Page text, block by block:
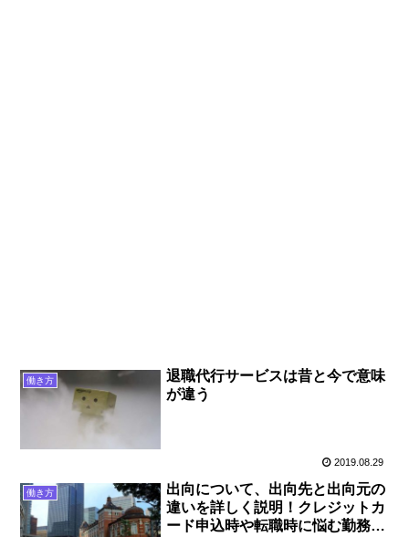
働き方
退職代行サービスは昔と今で意味
が違う
2019.08.29
働き方
出向について、出向先と出向元の
違いを詳しく説明！クレジットカ
ード申込時や転職時に悩む勤務先